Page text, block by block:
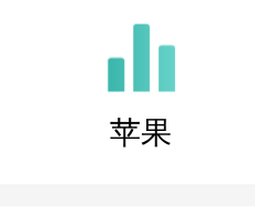
苹果